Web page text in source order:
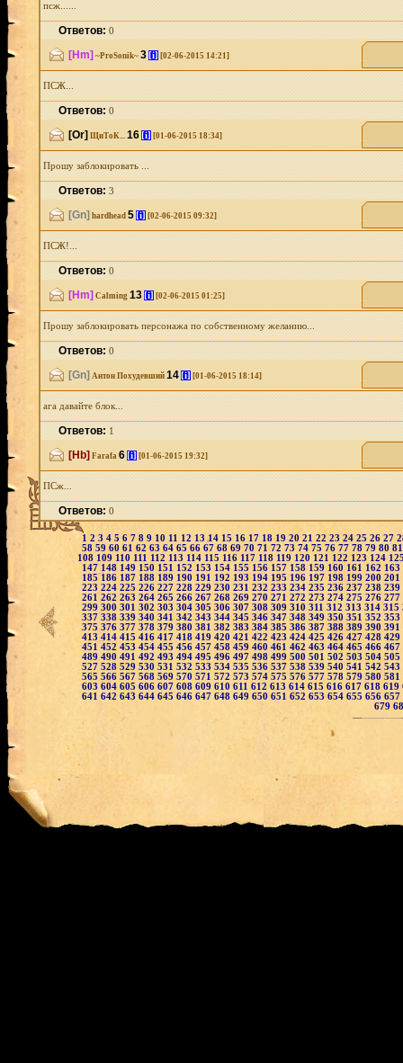
псж......
Ответов:0
[Hm] ~ProSonik~ 3 [i] [02-06-2015 14:21]
ПСЖ...
Ответов:0
[Or] ЩиТоК... 16 [i] [01-06-2015 18:34]
Прошу заблокировать ...
Ответов:3
[Gn] hardhead 5 [i] [02-06-2015 09:32]
ПСЖ!...
Ответов:0
[Hm] Calming 13 [i] [02-06-2015 01:25]
Прошу заблокировать персонажа по собственному желанию...
Ответов:0
[Gn] Антон Похудевший 14 [i] [01-06-2015 18:14]
ага давайте блок...
Ответов:1
[Hb] Farafa 6 [i] [01-06-2015 19:32]
ПСж...
Ответов:0
1 2 3 4 5 6 7 8 9 10 11 12 1314 15 16 17 18 19 20 21 22 23 24 25 26 27
58 59 60 61 62 63 64 65 66 67 68 69 70 71 72 73 74 75 76 77 78 79 80
108 109 110 111 112 113 114 115 116 117 118 119 120 121 122 123 124
147 148 149 150 151 152 153 154 155 156 157 158 159 160 161 162 163
185 186 187 188 189 190 191 192 193 194 195 196 197 198 199 200 201
223 224 225 226 227 228 229 230 231 232 233 234 235 236 237 238 239
261 262 263 264 265 266 267 268 269 270 271 272 273 274 275 276 277
299 300 301 302 303 304 305 306 307 308 309 310 311 312 313 314 315
337 338 339 340 341 342 343 344 345 346 347 348 349 350 351 352 353
375 376 377 378 379 380 381 382 383 384 385 386 387 388 389 390 391
413 414 415 416 417 418 419 420 421 422 423 424 425 426 427 428 429
451 452 453 454 455 456 457 458 459 460 461 462 463 464 465 466 467
489 490 491 492 493 494 495 496 497 498 499 500 501 502 503 504 505
527 528 529 530 531 532 533 534 535 536 537 538 539 540 541 542 543
565 566 567 568 569 570 571 572 573 574 575 576 577 578 579 580 581
603 604 605 606 607 608 609 610 611 612 613 614 615 616 617 618 619
641 642 643 644 645 646 647 648 649 650 651 652 653 654 655 656 657
679